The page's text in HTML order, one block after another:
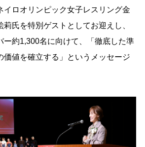
イロオリンピック女子レスリング金
莉氏を特別ゲストとしてお迎えし、
ー約1,300名に向けて、「徹底した準
価値を確立する」というメッセージ